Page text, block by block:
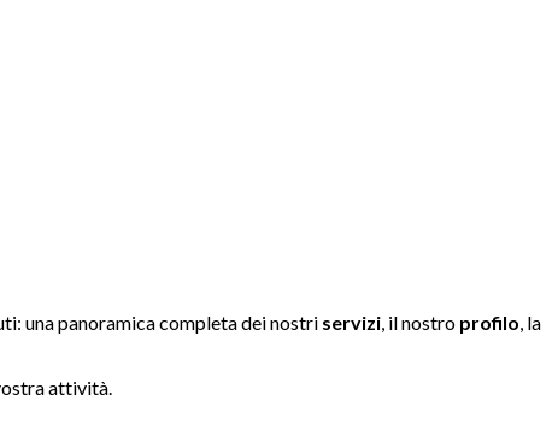
una panoramica completa dei nostri servizi, il nostro profilo, la
attività.